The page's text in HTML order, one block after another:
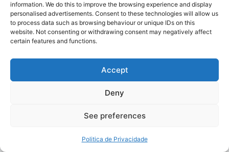
information. We do this to improve the browsing experience and display
personalised advertisements. Consent to these technologies will allow us
to process data such as browsing behaviour or unique IDs on this
website. Not consenting or withdrawing consent may negatively affect
certain features and functions.
Accept
Deny
See preferences
Politica de Privacidade
Product sales adverts
Service sales adverts
Private adverts
Flat
Immigrant counselling
Bem-Estar e Turismo
Cultura e Festividades
Culture and Traditions